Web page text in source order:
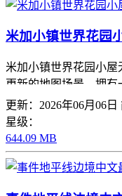
米加小镇世界花园
米加小镇世界花园小
更新的地图场景，拥
院子中种植物，游戏提
葵种子，通过浇水、施
的美景
更新：2026年06月06日
星级：
644.09 MB